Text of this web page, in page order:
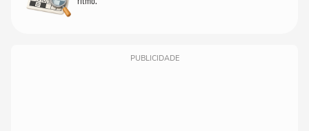
PUBLICIDADE